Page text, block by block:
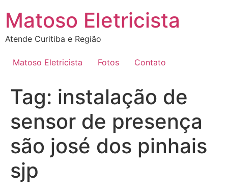
para
conteúdo
Matoso Eletricista
Atende Curitiba e Região
Matoso Eletricista Fotos Contato
Tag: instalação de
sensor de presença
são josé dos pinhais
sjp